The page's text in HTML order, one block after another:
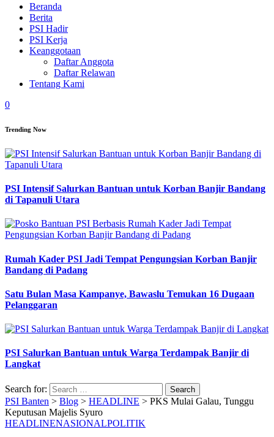
Beranda
Berita
PSI Hadir
PSI Kerja
Keanggotaan
Daftar Anggota
Daftar Relawan
Tentang Kami
0
Trending Now
PSI Intensif Salurkan Bantuan untuk Korban Banjir Bandang
di Tapanuli Utara
Rumah Kader PSI Jadi Tempat Pengungsian Korban Banjir
Bandang di Padang
Satu Bulan Masa Kampanye, Bawaslu Temukan 16 Dugaan
Pelanggaran
PSI Salurkan Bantuan untuk Warga Terdampak Banjir di
Langkat
Search for:
PSI Banten > Blog > HEADLINE > PKS Mulai Galau, Tunggu
Keputusan Majelis Syuro
HEADLINENASIONALPOLITIK